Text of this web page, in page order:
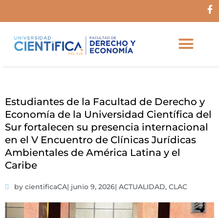
F
Estudiantes de la Facultad de Derecho y
Economía de la Universidad Científica del
Sur fortalecen su presencia internacional
en el V Encuentro de Clínicas Jurídicas
Ambientales de América Latina y el
Caribe
by cientificaCA| junio 9, 2026| ACTUALIDAD, CLAC